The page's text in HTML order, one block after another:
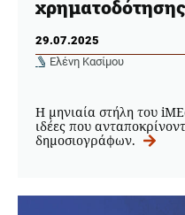
29.07.2025
Ελένη Κασίμου
Η μηνιαία στήλη του
ιδέες που
δημοσιογράφων.